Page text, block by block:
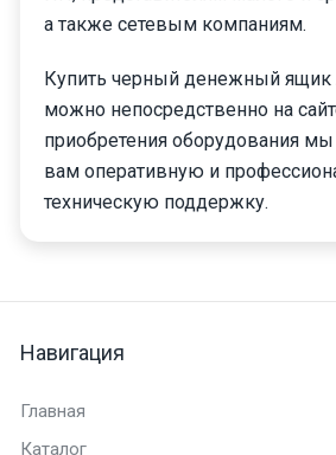
а также сетевым компаниям.
Купить черный денежный ящик
можно непосредственно на
приобретения оборудования
вам оперативную и
техническую поддержку.
Навигация
Главная
Каталог